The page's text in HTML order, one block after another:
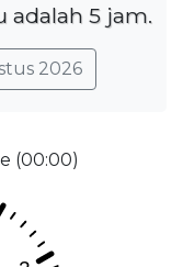
adalah 5 jam.
2026
(00:00)